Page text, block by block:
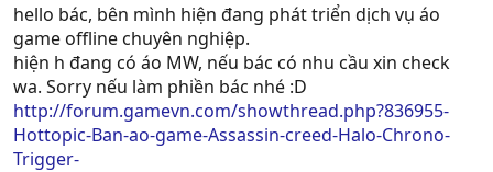
hello bác, bên mình hiện đang phát triển dịch vụ áo
game offline chuyên nghiệp.
hiện h đang có áo MW, nếu bác có nhu cầu xin check
wa. Sorry nếu làm phiền bác nhé :D
http://forum.gamevn.com/showthread.php?836955-
Hottopic-Ban-ao-game-Assassin-creed-Halo-Chrono-
Trigger-